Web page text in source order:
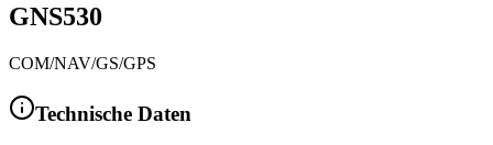
GNS530
COM/NAV/GS/GPS
Technische Daten